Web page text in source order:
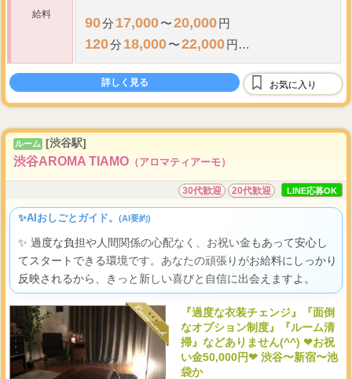
給料
90分 17,000〜20,000円
120分 18,000〜22,000円
指名料 ・ オプション全額バック+
オリジナルオプションを作ることによっ...
詳しく見る お気に入り
ルーム [渋谷駅]
渋谷AROMA TIAMO （アロマティアーモ）
30代歓迎 20代歓迎 LINE応募OK
✨AIおしごとガイド。 (AI要約)
✨ 過度な負担や人間関係の心配なく、お祝い金もあって安心し
てスタートできる環境です。あなたの頑張りがお給料にしっかり
反映されるから、きっと新しい喜びと自信に出会えますよ。
『過度な衣装チェンジ』『面倒
なオプション制度』『ルーム清
掃』などありません(^^) ❤お祝
い金50,000円❤ 渋谷〜新宿〜池
袋か